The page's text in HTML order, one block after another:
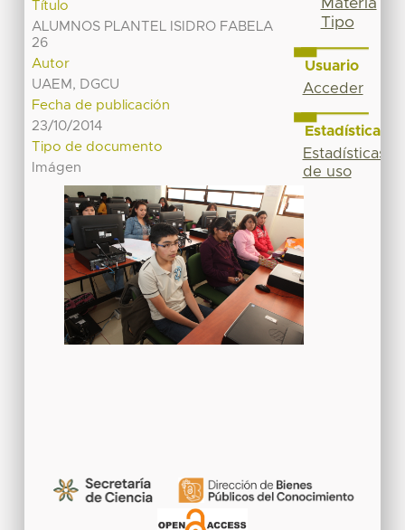
Título
ALUMNOS PLANTEL ISIDRO FABELA
26
Autor
UAEM, DGCU
Fecha de publicación
23/10/2014
Tipo de documento
Imágen
Materia
Tipo
Usuario
Acceder
Estadísticas
Estadísticas
de uso